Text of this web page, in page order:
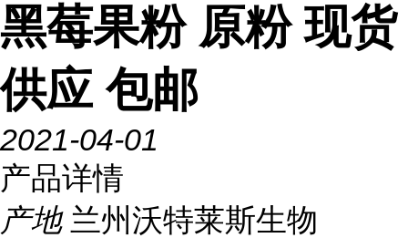
黑莓果粉 原粉 现货
供应 包邮
2021-04-01
产品详情
产地 兰州沃特莱斯生物